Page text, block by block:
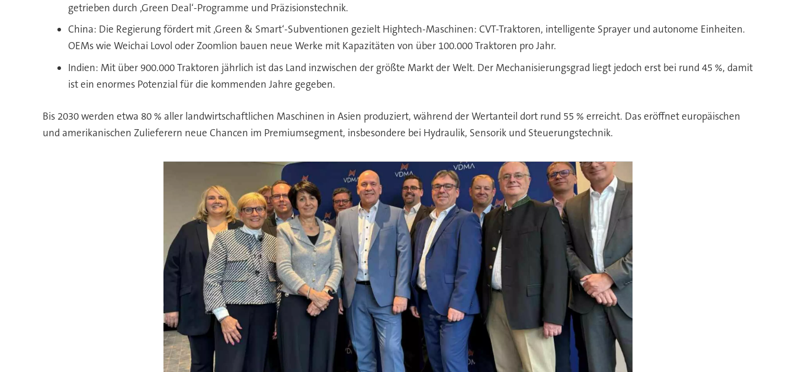
getrieben durch ‚Green Deal‘-Programme und Präzisionstechnik.
China: Die Regierung fördert mit ‚Green & Smart‘-Subventionen gezielt Hightech-Maschinen: CVT-Traktoren, intelligente Sprayer und autonome Einheiten.
OEMs wie Weichai Lovol oder Zoomlion bauen neue Werke mit Kapazitäten von über 100.000 Traktoren pro Jahr.
Indien: Mit über 900.000 Traktoren jährlich ist das Land inzwischen der größte Markt der Welt. Der Mechanisierungsgrad liegt jedoch erst bei rund 45 %, damit
ist ein enormes Potenzial für die kommenden Jahre gegeben.
Bis 2030 werden etwa 80 % aller landwirtschaftlichen Maschinen in Asien produziert, während der Wertanteil dort rund 55 % erreicht. Das eröffnet europäischen
und amerikanischen Zulieferern neue Chancen im Premiumsegment, insbesondere bei Hydraulik, Sensorik und Steuerungstechnik.